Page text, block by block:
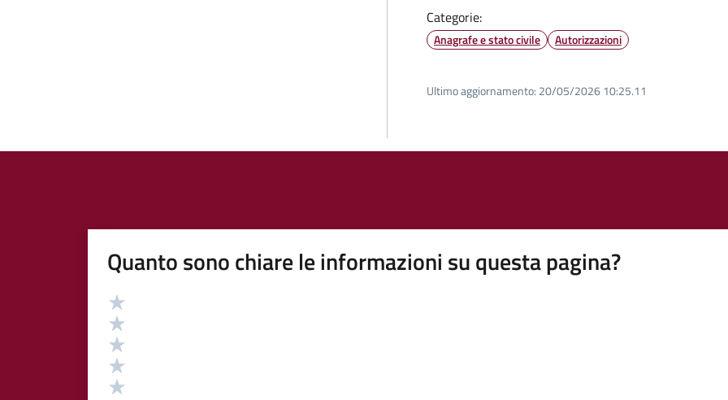
Categorie:
Anagrafe e stato civile Autorizzazioni
Ultimo aggiornamento: 20/05/2026 10:25.11
Quanto sono chiare le informazioni su questa pagina?
Valutazione